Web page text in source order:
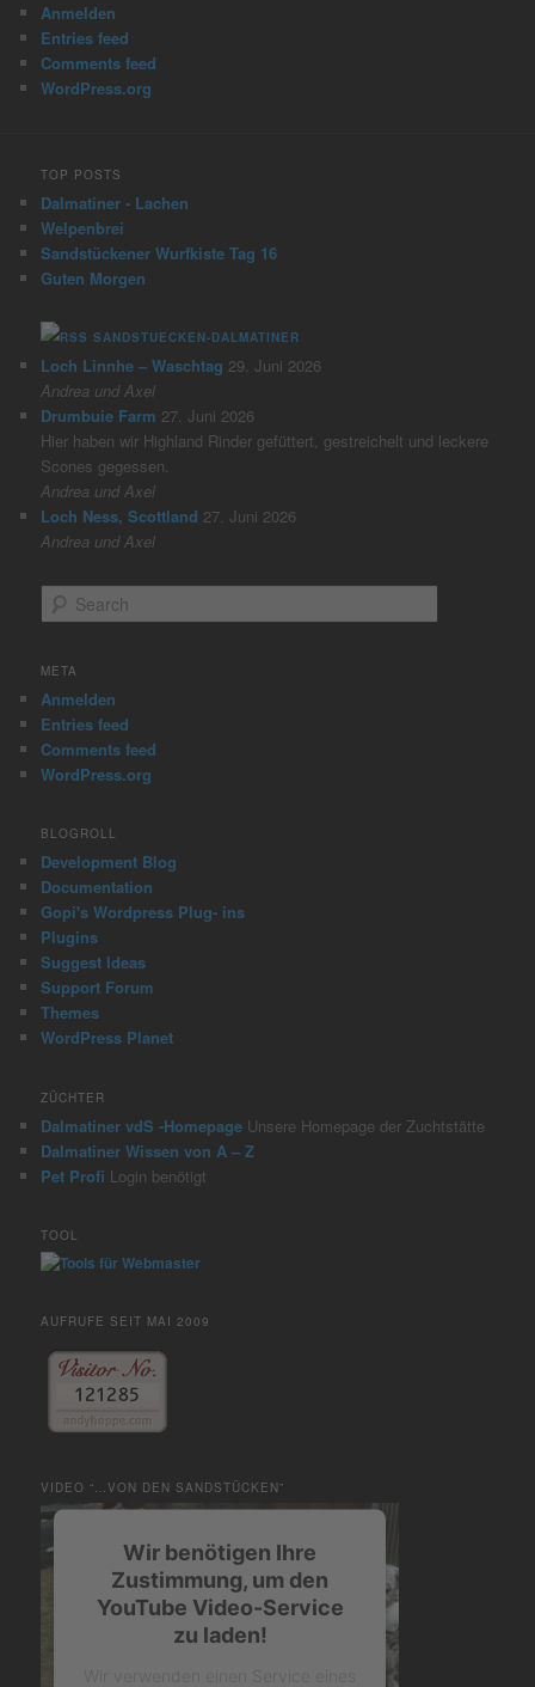
Anmelden
Entries feed
Comments feed
WordPress.org
TOP POSTS
Dalmatiner - Lachen
Welpenbrei
Sandstückener Wurfkiste Tag 16
Guten Morgen
SANDSTUECKEN-DALMATINER
Loch Linnhe – Waschtag 29. Juni 2026
Andrea und Axel
Drumbuie Farm 27. Juni 2026
Hier haben wir Highland Rinder gefüttert, gestreichelt und leckere
Scones gegessen.
Andrea und Axel
Loch Ness, Scottland 27. Juni 2026
Andrea und Axel
e
r
h
META
Anmelden
Entries feed
Comments feed
WordPress.org
BLOGROLL
Development Blog
Documentation
Gopi's Wordpress Plug- ins
Plugins
Suggest Ideas
Support Forum
Themes
WordPress Planet
ZÜCHTER
Dalmatiner vdS -Homepage Unsere Homepage der Zuchtstätte
Dalmatiner Wissen von A – Z
Pet Profi Login benötigt
TOOL
AUFRUFE SEIT MAI 2009
VIDEO “…VON DEN SANDSTÜCKEN”
Wir benötigen Ihre
Zustimmung, um den
YouTube Video-Service
zu laden!